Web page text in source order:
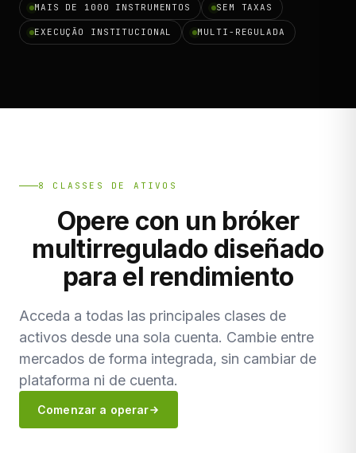
MAIS DE 1000 INSTRUMENTOS SEM TAXAS
EXECUÇÃO INSTITUCIONAL MULTI-REGULADA
8 CLASSES DE ATIVOS
Opere con un bróker
multirregulado diseñado
para el rendimiento
Acceda a todas las principales clases de
activos desde una sola cuenta. Cambie entre
mercados de forma integrada, sin cambiar de
plataforma ni de cuenta.
Comenzar a operar